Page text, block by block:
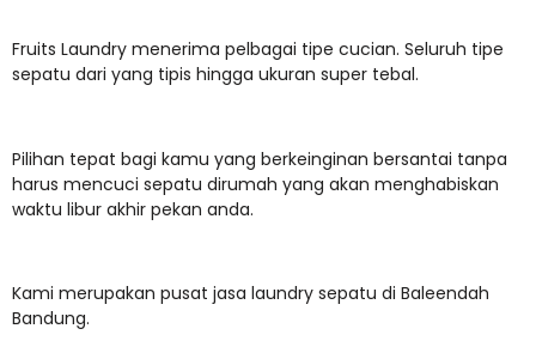
Fruits Laundry menerima pelbagai tipe cucian. Seluruh tipe
sepatu dari yang tipis hingga ukuran super tebal.
Pilihan tepat bagi kamu yang berkeinginan bersantai tanpa
harus mencuci sepatu dirumah yang akan menghabiskan
waktu libur akhir pekan anda.
Kami merupakan pusat jasa laundry sepatu di Baleendah
Bandung.